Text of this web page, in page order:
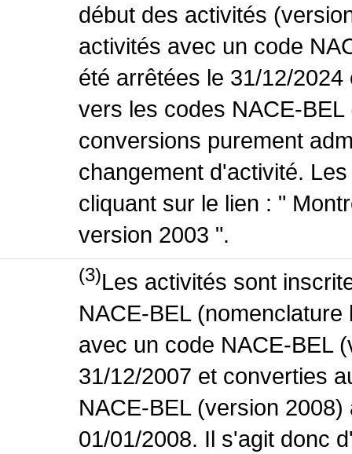
début des activités
activités avec un code
été arrêtées le 31/12/
vers les codes NACE-
conversions purement
changement d'activité.
cliquant sur le lien : "
version 2003 ".
(3)Les activités sont
NACE-BEL
avec un code NACE-BEL
31/12/2007 et converties
NACE-BEL (version
01/01/2008. Il s'agit donc